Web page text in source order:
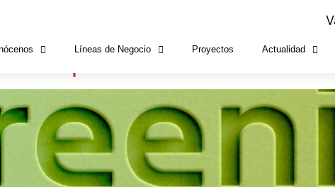
Líneas de Negocio Proyectos Actualidad
compromiso: descubre